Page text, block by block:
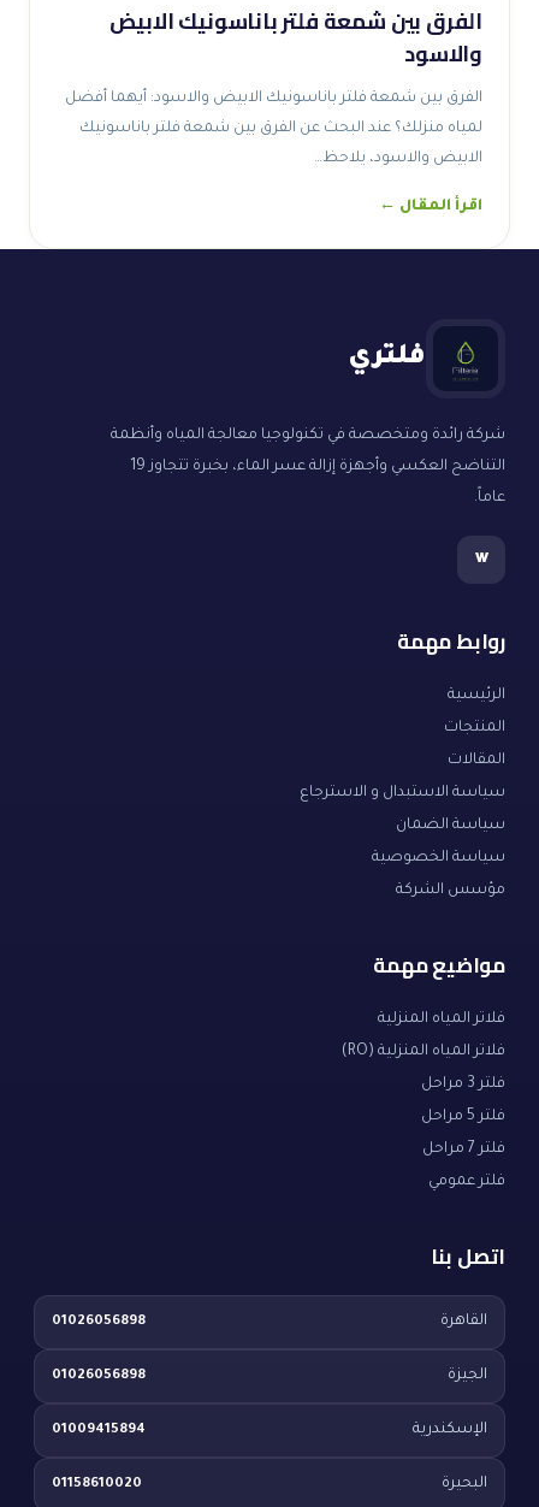
الفرق بين شمعة فلتر باناسونيك الابيض
والاسود
الفرق بين شمعة فلتر باناسونيك الابيض والاسود: أيهما أفضل
لمياه منزلك؟ عند البحث عن الفرق بين شمعة فلتر باناسونيك
الابيض والاسود، يلاحظ…
اقرأ المقال ←
فلتري
شركة رائدة ومتخصصة في تكنولوجيا معالجة المياه وأنظمة
التناضح العكسي وأجهزة إزالة عسر الماء، بخبرة تتجاوز 19
عاماً.
w
روابط مهمة
الرئيسية
المنتجات
المقالات
سياسة الاستبدال و الاسترجاع
سياسة الضمان
سياسة الخصوصية
مؤسس الشركة
مواضيع مهمة
فلاتر المياه المنزلية
فلاتر المياه المنزلية (RO)
فلتر 3 مراحل
فلتر 5 مراحل
فلتر 7 مراحل
فلتر عمومي
اتصل بنا
القاهرة 01026056898
الجيزة 01026056898
الإسكندرية 01009415894
البحيرة 01158610020